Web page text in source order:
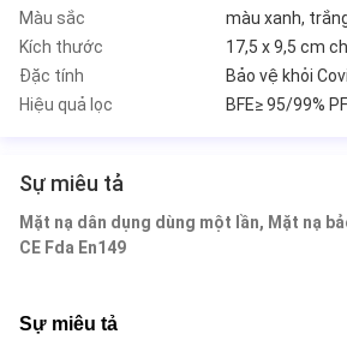
Màu sắc
màu xanh,
Kích thước
17,5 x 9,5 cm
Đặc tính
Bảo vệ khỏi
Hiệu quả lọc
BFE≥ 95/99%
Sự miêu tả
Mặt nạ dân dụng dùng một lần, Mặt nạ
CE Fda En149
Sự miêu tả